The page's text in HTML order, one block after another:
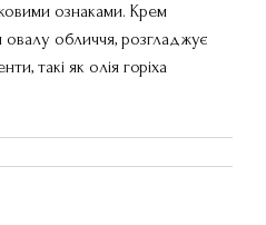
ознаками. Крем
обличчя, розгладжує
такі як олія горіха